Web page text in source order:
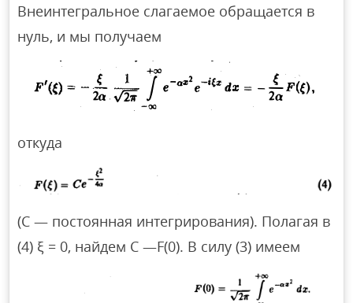
Внеинтегральное слагаемое обращается в
нуль, и мы получаем
откуда
(С — постоянная интегрирования). Полагая в
(4) ξ = 0, найдем С —F(0). В силу (3) имеем